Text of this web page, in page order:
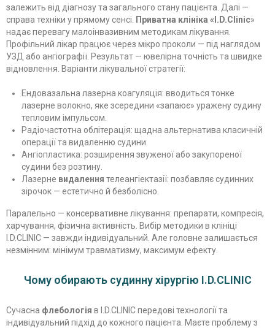
залежить від діагнозу та загального стану пацієнта. Далі —
справа техніки у прямому сенсі.
Приватна клініка «I.D.Clinic»
надає перевагу малоінвазивним методикам лікування.
Профільний лікар працює через мікро проколи — під наглядом
УЗД або ангіографії. Результат — ювелірна точність та швидке
відновлення. Варіанти лікувальної стратегії:
Ендовазальна лазерна коагуляція: вводиться тонке
лазерне волокно, яке зсередини «запаює» уражену судину
тепловим імпульсом.
Радіочастотна облітерація: щадна альтернатива класичній
операції та видаленню судини.
Ангіопластика: розширення звуженої або закупореної
судини без розтину.
Лазерне видалення телеангіектазії: позбавляє судинних
зірочок — естетично й безболісно.
Паралельно — консервативне лікування: препарати, компресія,
харчування, фізична активність. Вибір методики в клініці
I.D.CLINIC — завжди індивідуальний. Але головне залишається
незмінним: мінімум травматизму, максимум ефекту.
Чому обирають судинну хірургію I.D.CLINIC
Сучасна флебологія в I.D.CLINIC передові технології та
індивідуальний підхід до кожного пацієнта. Маєте проблему з